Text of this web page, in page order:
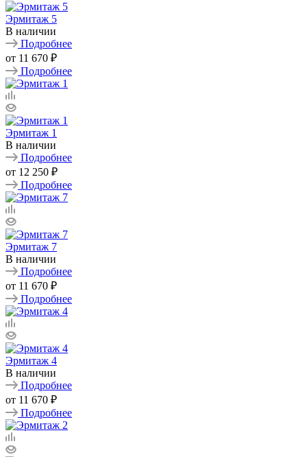
Эрмитаж 5
В наличии
Подробнее
от 11 670 ₽
Подробнее
Эрмитаж 1
В наличии
Подробнее
от 12 250 ₽
Подробнее
Эрмитаж 7
В наличии
Подробнее
от 11 670 ₽
Подробнее
Эрмитаж 4
В наличии
Подробнее
от 11 670 ₽
Подробнее